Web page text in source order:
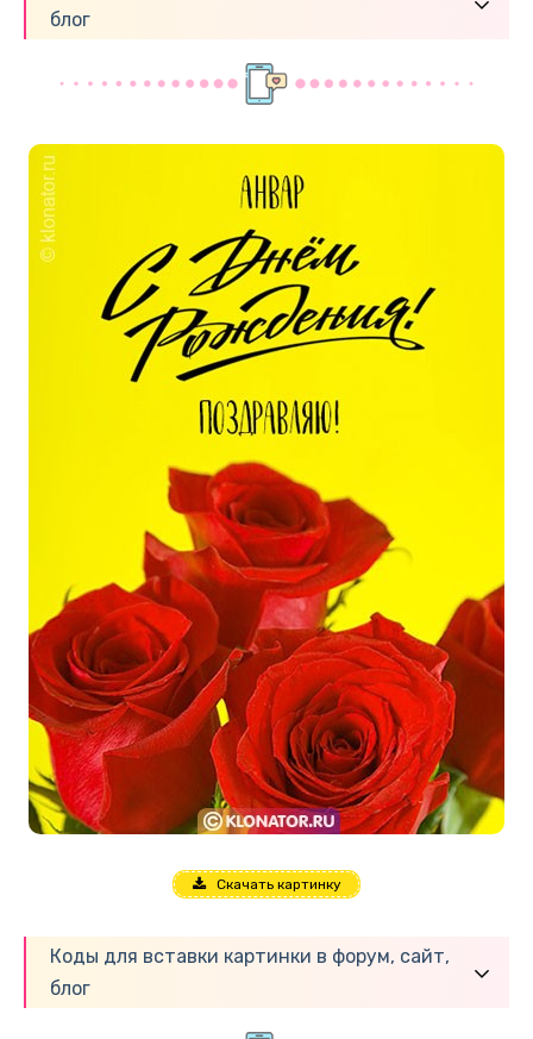
блог
Скачать картинку
Коды для вставки картинки в форум, сайт,
блог